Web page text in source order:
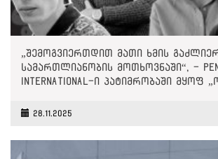
„შემოგვიერთდით მათი ხმის
სამართლიანობის მოთხოვნაში“, - PEN
International-ი პატიმრობაში მყოფ
28.11.2025